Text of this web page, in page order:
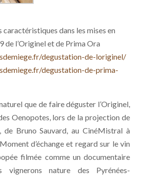
caractéristiques dans les mises en
de l’Originel et de Prima Ora
degustation-de-loriginel/
degustation-de-prima-
que de faire déguster l’Originel,
Oenopotes, lors de la projection de
de Bruno Sauvard, au CinéMistral à
d’échange et regard sur le vin
filmée comme un documentaire
vignerons nature des Pyrénées-